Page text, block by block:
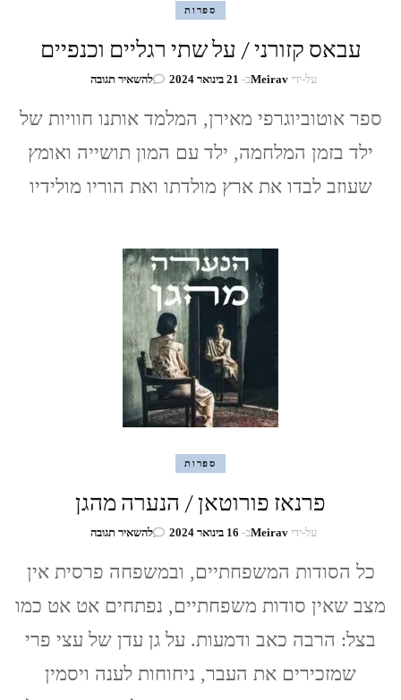
ספרות
עבאס קזורני / על שתי רגליים וכנפיים
על-ידיMeiravב- 21 בינואר 2024 להשאיר תגובהבנושא
קזורני
על
רגליים
ספר אוטוביוגרפי מאירן, המלמד אותנו חוויות של
ילד בזמן המלחמה, ילד עם המון תושייה ואומץ
שעוזב לבדו את ארץ מולדתו ואת הוריו מולידיו
ספרות
פרנאז פורוטאן / הנערה מהגן
על-ידיMeiravב- 16 בינואר 2024 להשאיר תגובהבנושא
פורוטאן
הנערה
כל הסודות המשפחתיים, ובמשפחה פרסית אין
מצב שאין סודות משפחתיים, נפתחים אט אט כמו
בצל: הרבה כאב ודמעות. על גן עדן של עצי פרי
שמזכירים את העבר, ניחוחות לענה ויסמין